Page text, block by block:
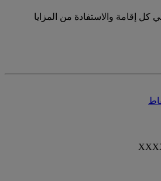
كل إقامة والاستفادة من المزايا